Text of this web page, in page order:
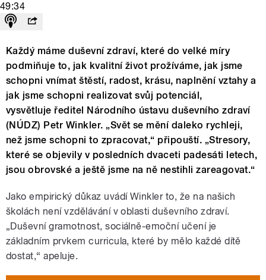
49:34
Každý máme duševní zdraví, které do velké míry
podmiňuje to, jak kvalitní život prožíváme, jak jsme
schopni vnímat štěstí, radost, krásu, naplnění vztahy a
jak jsme schopni realizovat svůj potenciál,
vysvětluje ředitel Národního ústavu duševního zdraví
(NÚDZ) Petr Winkler. „Svět se mění daleko rychleji,
než jsme schopni to zpracovat,“ připouští. „Stresory,
které se objevily v posledních dvaceti padesáti letech,
jsou obrovské a ještě jsme na ně nestihli zareagovat.“
Jako empirický důkaz uvádí Winkler to, že na našich
školách není vzdělávání v oblasti duševního zdraví.
„Duševní gramotnost, sociálně-emoční učení je
základním prvkem curricula, které by mělo každé dítě
dostat,“ apeluje.